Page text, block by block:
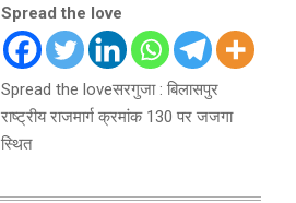
Spread the love
Spread the loveसरगुजा : बिलासपुर
राष्ट्रीय राजमार्ग क्रमांक 130 पर जजगा
स्थित